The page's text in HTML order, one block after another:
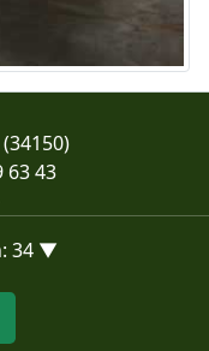
63 43
34 ▼